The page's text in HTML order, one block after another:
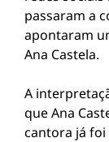
passaram a
apontaram
Ana Castela.
A
que Ana
cantora já